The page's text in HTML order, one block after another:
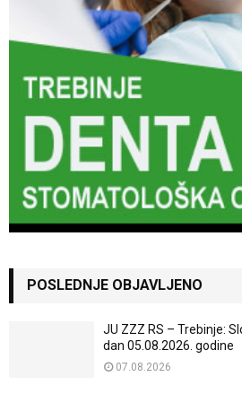
POSLEDNJE OBJAVLJENO
JU ZZZ RS – Trebinje:
dan 05.08.2026. godine
07.08.2026